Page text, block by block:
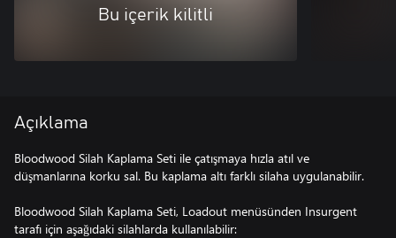
Bu içerik kilitli
Açıklama
Bloodwood Silah Kaplama Seti ile çatışmaya hızla atıl ve
düşmanlarına korku sal. Bu kaplama altı farklı silaha uygulanabilir.
Bloodwood Silah Kaplama Seti, Loadout menüsünden Insurgent
tarafı için aşağıdaki silahlarda kullanılabilir: